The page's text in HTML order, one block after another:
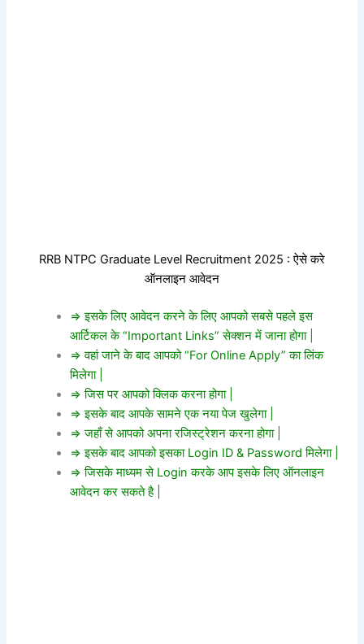
RRB NTPC Graduate Level Recruitment 2025 : ऐसे करे
ऑनलाइन आवेदन
=> इसके लिए आवेदन करने के लिए आपको सबसे पहले इस
आर्टिकल के “Important Links” सेक्शन में जाना होगा |
=> वहां जाने के बाद आपको “For Online Apply” का लिंक
मिलेगा |
=> जिस पर आपको क्लिक करना होगा |
=> इसके बाद आपके सामने एक नया पेज खुलेगा |
=> जहाँ से आपको अपना रजिस्ट्रेशन करना होगा |
=> इसके बाद आपको इसका Login ID & Password मिलेगा |
=> जिसके माध्यम से Login करके आप इसके लिए ऑनलाइन
आवेदन कर सकते है |